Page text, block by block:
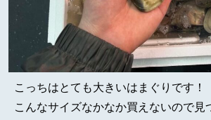
こっちはとても大きいはまぐりです！
こんなサイズなかなか買えないので見